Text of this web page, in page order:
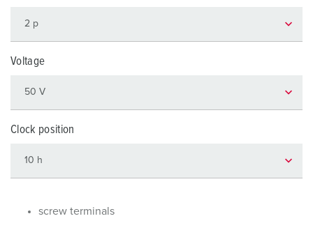
Voltage
Clock position
screw terminals